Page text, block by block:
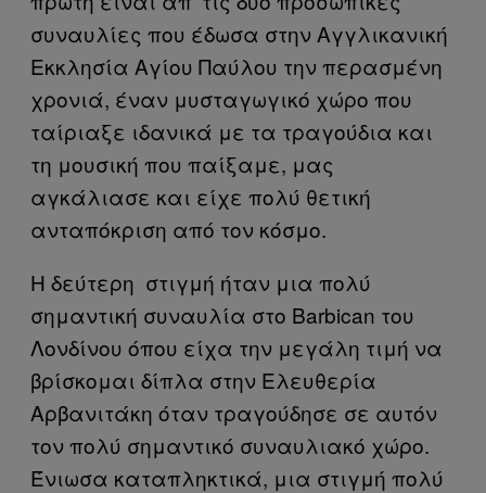
συναυλίες που έδωσα στην Αγγλικανική
Εκκλησία Αγίου Παύλου την περασμένη
χρονιά, έναν μυσταγωγικό χώρο που
ταίριαξε ιδανικά με τα τραγούδια και
τη μουσική που παίξαμε, μας
αγκάλιασε και είχε πολύ θετική
ανταπόκριση από τον κόσμο.
Η δεύτερη στιγμή ήταν μια πολύ
σημαντική συναυλία στο Barbican του
Λονδίνου όπου είχα την μεγάλη τιμή να
βρίσκομαι δίπλα στην Ελευθερία
Αρβανιτάκη όταν τραγούδησε σε αυτόν
τον πολύ σημαντικό συναυλιακό χώρο.
Ένιωσα καταπληκτικά, μια στιγμή πολύ